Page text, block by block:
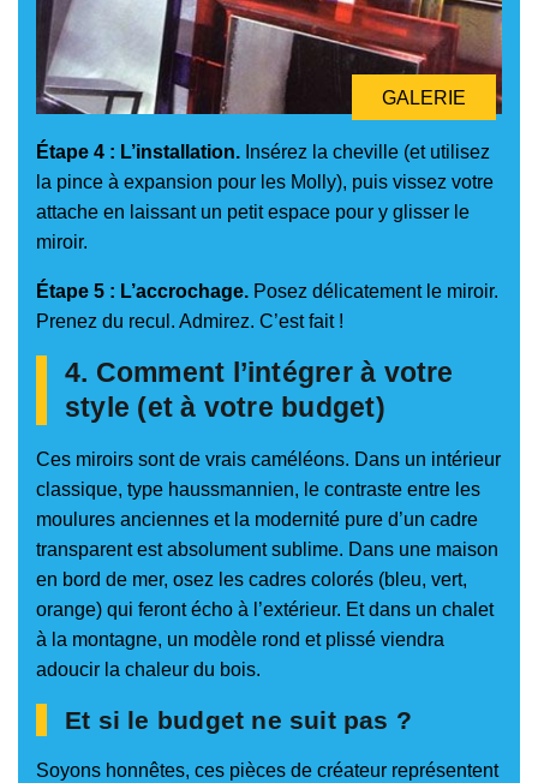
GALERIE
Étape 4 : L’installation. Insérez la cheville (et utilisez
la pince à expansion pour les Molly), puis vissez votre
attache en laissant un petit espace pour y glisser le
miroir.
Étape 5 : L’accrochage. Posez délicatement le miroir.
Prenez du recul. Admirez. C’est fait !
4. Comment l’intégrer à votre
style (et à votre budget)
Ces miroirs sont de vrais caméléons. Dans un intérieur
classique, type haussmannien, le contraste entre les
moulures anciennes et la modernité pure d’un cadre
transparent est absolument sublime. Dans une maison
en bord de mer, osez les cadres colorés (bleu, vert,
orange) qui feront écho à l’extérieur. Et dans un chalet
à la montagne, un modèle rond et plissé viendra
adoucir la chaleur du bois.
Et si le budget ne suit pas ?
Soyons honnêtes, ces pièces de créateur représentent